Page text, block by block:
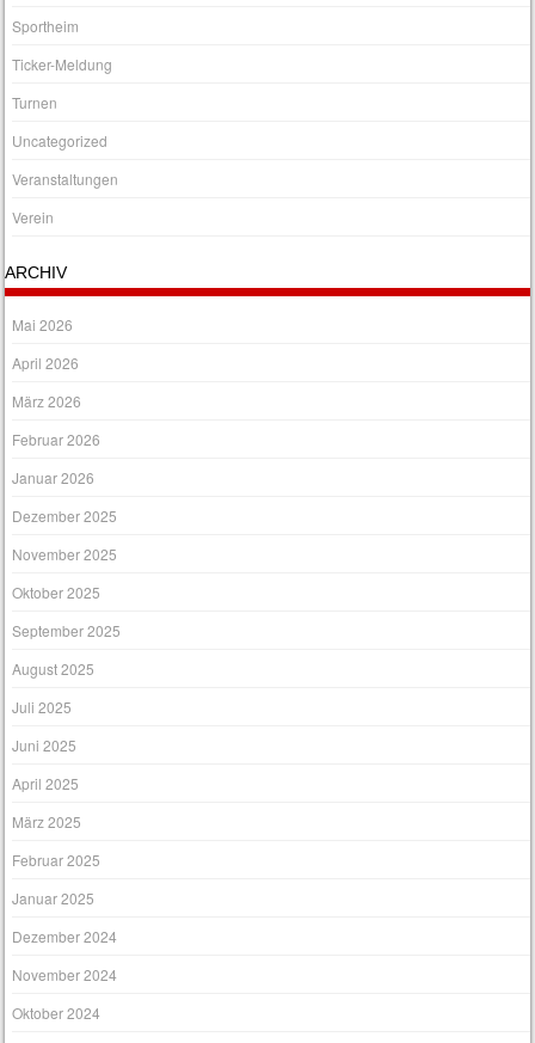
Sportheim
Ticker-Meldung
Turnen
Uncategorized
Veranstaltungen
Verein
ARCHIV
Mai 2026
April 2026
März 2026
Februar 2026
Januar 2026
Dezember 2025
November 2025
Oktober 2025
September 2025
August 2025
Juli 2025
Juni 2025
April 2025
März 2025
Februar 2025
Januar 2025
Dezember 2024
November 2024
Oktober 2024